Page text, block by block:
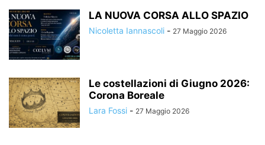
LA NUOVA CORSA ALLO SPAZIO
Nicoletta Iannascoli - 27 Maggio 2026
Le costellazioni di Giugno 2026:
Corona Boreale
Lara Fossi - 27 Maggio 2026